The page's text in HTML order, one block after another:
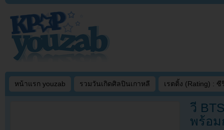
หน้าแรก youzab รวมวันเกิดศิลปินเกาหลี เรตติ้ง (Rating) : ซี
วี
พร้อม